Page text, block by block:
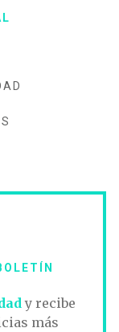
y recibe
más